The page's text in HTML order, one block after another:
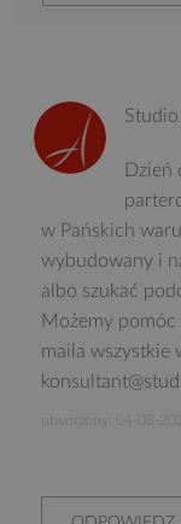
Dzień
w Pańskich
wybudowany i
albo szukać
Możemy pomóc
maila wszystkie
utworzony: 04-08-